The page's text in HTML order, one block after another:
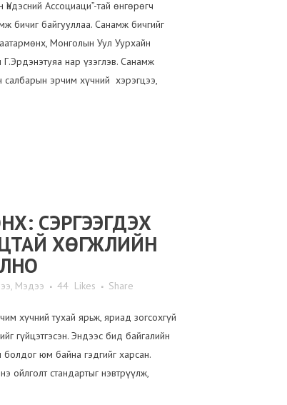
Ассоциаци”-тай өнгөрөгч
бичиг байгууллаа. Санамж бичгийг
Монголын Уул Уурхайн
Г.Эрдэнэтуяа нар үзэглэв. Санамж
салбарын эрчим хүчний хэрэгцээ,
СЭРГЭЭГДЭХ
ХӨГЖЛИЙН
, Мэдээ 44 Likes Share
хүчний тухай ярьж, яриад зогсохгүй
гүйцэтгэсэн. Эндээс бид байгалийн
юм байна гэдгийг харсан.
ойлголт стандартыг нэвтрүүлж,